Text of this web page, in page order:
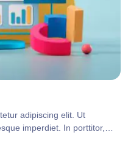
adipiscing elit. Ut
imperdiet. In porttitor,